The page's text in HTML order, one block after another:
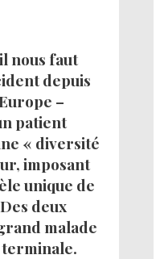
nous faut
depuis
–
patient
« diversité
imposant
unique de
deux
malade
terminale.